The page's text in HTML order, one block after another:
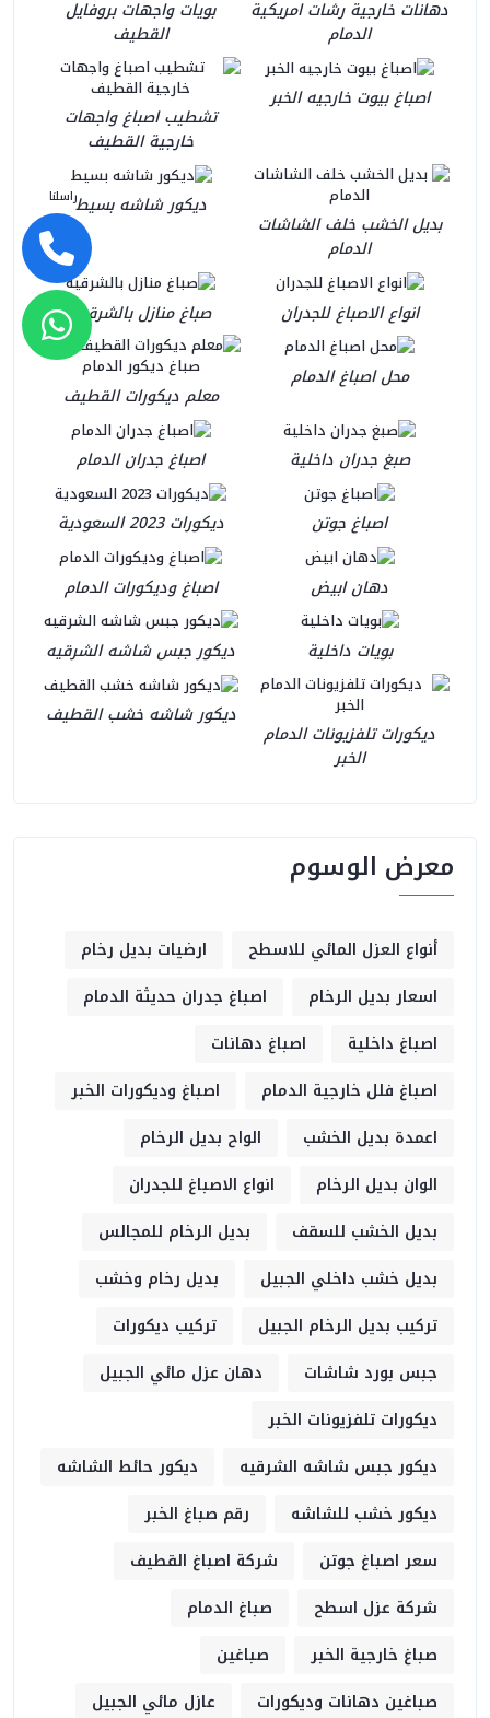
دهانات خارجية رشات امريكية
الدمام
بويات واجهات بروفايل
القطيف
اصباغ بيوت خارجيه الخبر
تشطيب اصباغ واجهات
خارجية القطيف
بديل الخشب خلف الشاشات
الدمام
ديكور شاشه بسيط
انواع الاصباغ للجدران صباغ منازل بالشرقية
محل اصباغ الدمام
معلم ديكورات القطيف
صبغ جدران داخلية اصباغ جدران الدمام
اصباغ جوتن ديكورات 2023 السعودية
دهان ابيض اصباغ وديكورات الدمام
بويات داخلية ديكور جبس شاشه الشرقيه
ديكورات تلفزيونات الدمام
الخبر
ديكور شاشه خشب القطيف
معرض الوسوم
أنواع العزل المائي للاسطح
ارضيات بديل رخام
اسعار بديل الرخام
اصباغ جدران حديثة الدمام
اصباغ داخلية
اصباغ دهانات
اصباغ فلل خارجية الدمام
اصباغ وديكورات الخبر
اعمدة بديل الخشب
الواح بديل الرخام
الوان بديل الرخام
انواع الاصباغ للجدران
بديل الخشب للسقف
بديل الرخام للمجالس
بديل خشب داخلي الجبيل
بديل رخام وخشب
تركيب بديل الرخام الجبيل
تركيب ديكورات
جبس بورد شاشات
دهان عزل مائي الجبيل
ديكورات تلفزيونات الخبر
ديكور جبس شاشه الشرقيه
ديكور حائط الشاشه
ديكور خشب للشاشه
رقم صباغ الخبر
سعر اصباغ جوتن
شركة اصباغ القطيف
شركة عزل اسطح
صباغ الدمام
صباغ خارجية الخبر
صباغين
صباغين دهانات وديكورات
عازل مائي الجبيل
راسلنا